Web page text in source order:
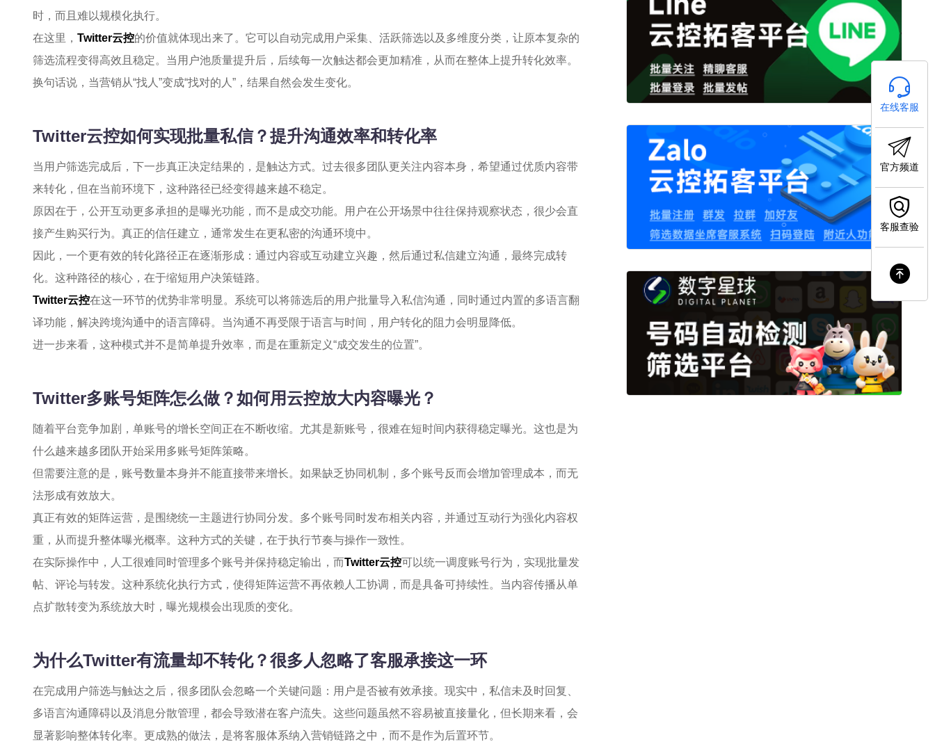
时，而且难以规模化执行。
在这里， Twitter云控的价值就体现出来了。它可以自动完成用户采集、活跃筛选以及多维度分类，让原本复杂的
筛选流程变得高效且稳定。当用户池质量提升后，后续每一次触达都会更加精准，从而在整体上提升转化效率。
换句话说，当营销从“找人”变成“找对的人”，结果自然会发生变化。
Twitter云控如何实现批量私信？提升沟通效率和转化率
当用户筛选完成后，下一步真正决定结果的，是触达方式。过去很多团队更关注内容本身，希望通过优质内容带
来转化，但在当前环境下，这种路径已经变得越来越不稳定。
原因在于，公开互动更多承担的是曝光功能，而不是成交功能。用户在公开场景中往往保持观察状态，很少会直
接产生购买行为。真正的信任建立，通常发生在更私密的沟通环境中。
因此，一个更有效的转化路径正在逐渐形成：通过内容或互动建立兴趣，然后通过私信建立沟通，最终完成转
化。这种路径的核心，在于缩短用户决策链路。
Twitter云控在这一环节的优势非常明显。系统可以将筛选后的用户批量导入私信沟通，同时通过内置的多语言翻
译功能，解决跨境沟通中的语言障碍。当沟通不再受限于语言与时间，用户转化的阻力会明显降低。
进一步来看，这种模式并不是简单提升效率，而是在重新定义“成交发生的位置”。
Twitter多账号矩阵怎么做？如何用云控放大内容曝光？
随着平台竞争加剧，单账号的增长空间正在不断收缩。尤其是新账号，很难在短时间内获得稳定曝光。这也是为
什么越来越多团队开始采用多账号矩阵策略。
但需要注意的是，账号数量本身并不能直接带来增长。如果缺乏协同机制，多个账号反而会增加管理成本，而无
法形成有效放大。
真正有效的矩阵运营，是围绕统一主题进行协同分发。多个账号同时发布相关内容，并通过互动行为强化内容权
重，从而提升整体曝光概率。这种方式的关键，在于执行节奏与操作一致性。
在实际操作中，人工很难同时管理多个账号并保持稳定输出，而Twitter云控可以统一调度账号行为，实现批量发
帖、评论与转发。这种系统化执行方式，使得矩阵运营不再依赖人工协调，而是具备可持续性。当内容传播从单
点扩散转变为系统放大时，曝光规模会出现质的变化。
为什么Twitter有流量却不转化？很多人忽略了客服承接这一环
在完成用户筛选与触达之后，很多团队会忽略一个关键问题：用户是否被有效承接。现实中，私信未及时回复、
多语言沟通障碍以及消息分散管理，都会导致潜在客户流失。这些问题虽然不容易被直接量化，但长期来看，会
显著影响整体转化率。更成熟的做法，是将客服体系纳入营销链路之中，而不是作为后置环节。
在线客服
官方频道
客服查验